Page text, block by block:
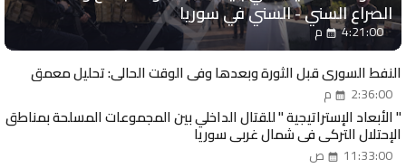
الصراع السني - السني في سوريا
4:21:00 م
النفط السوري قبل الثورة وبعدها وفي الوقت الحالي: تحليل معمق
2:36:00 م
" الأبعاد الإستراتيجية " للقتال الداخلي بين المجموعات المسلحة بمناطق
الإحتلال التركي في شمال غربي سوريا
11:33:00 ص